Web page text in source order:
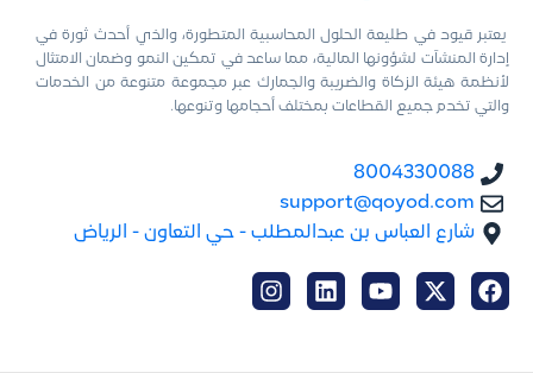
يعتبر قيود في طليعة الحلول المحاسبية المتطورة، والذي أحدث ثورة في
إدارة المنشآت لشؤونها المالية، مما ساعد في تمكين النمو وضمان الامتثال
لأنظمة هيئة الزكاة والضريبة والجمارك عبر مجموعة متنوعة من الخدمات
والتي تخدم جميع القطاعات بمختلف أحجامها وتنوعها.
8004330088
support@qoyod.com
شارع العباس بن عبدالمطلب - حي التعاون - الرياض